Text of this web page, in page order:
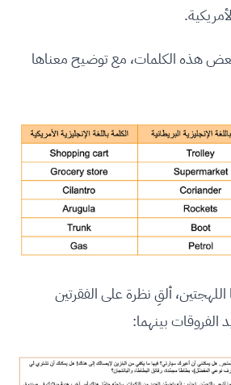
هذه الكلمات، مع توضيح معناها
ألقِ نظرة على الفقرتين
الفروقات بينهما: